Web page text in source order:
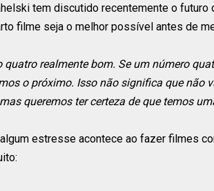
tem discutido recentemente o futuro
filme seja o melhor possível antes de
quatro realmente bom. Se um número
o próximo. Isso não significa que não
queremos ter certeza de que temos
estresse acontece ao fazer filmes